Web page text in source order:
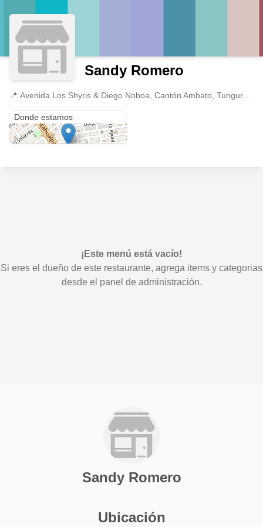
Sandy Romero
📍
Donde estamos
¡Este menú está vacío!
Si eres el dueño de este restaurante, agrega items y categorias
desde el panel de administración.
Sandy Romero
Ubicación